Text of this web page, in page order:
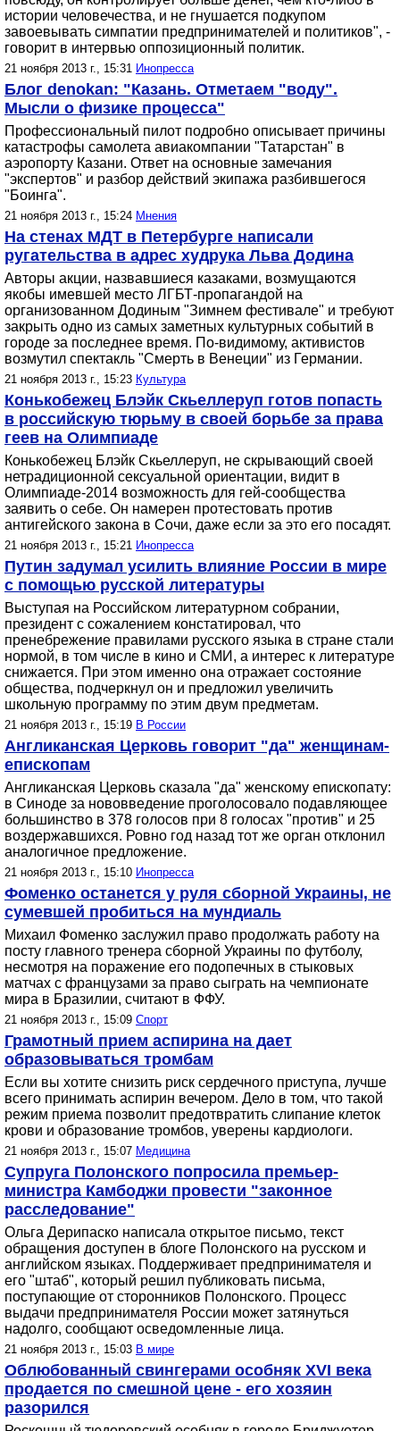
истории человечества, и не гнушается подкупом
завоевывать симпатии предпринимателей и политиков", -
говорит в интервью оппозиционный политик.
21 ноября 2013 г., 15:31 Инопресса
Блог denokan: "Казань. Отметаем "воду".
Мысли о физике процесса"
Профессиональный пилот подробно описывает причины
катастрофы самолета авиакомпании "Татарстан" в
аэропорту Казани. Ответ на основные замечания
"экспертов" и разбор действий экипажа разбившегося
"Боинга".
21 ноября 2013 г., 15:24 Мнения
На стенах МДТ в Петербурге написали
ругательства в адрес худрука Льва Додина
Авторы акции, назвавшиеся казаками, возмущаются
якобы имевшей место ЛГБТ-пропагандой на
организованном Додиным "Зимнем фестивале" и требуют
закрыть одно из самых заметных культурных событий в
городе за последнее время. По-видимому, активистов
возмутил спектакль "Смерть в Венеции" из Германии.
21 ноября 2013 г., 15:23 Культура
Конькобежец Блэйк Скьеллеруп готов попасть
в российскую тюрьму в своей борьбе за права
геев на Олимпиаде
Конькобежец Блэйк Скьеллеруп, не скрывающий своей
нетрадиционной сексуальной ориентации, видит в
Олимпиаде-2014 возможность для гей-сообщества
заявить о себе. Он намерен протестовать против
антигейского закона в Сочи, даже если за это его посадят.
21 ноября 2013 г., 15:21 Инопресса
Путин задумал усилить влияние России в мире
с помощью русской литературы
Выступая на Российском литературном собрании,
президент с сожалением констатировал, что
пренебрежение правилами русского языка в стране стали
нормой, в том числе в кино и СМИ, а интерес к литературе
снижается. При этом именно она отражает состояние
общества, подчеркнул он и предложил увеличить
школьную программу по этим двум предметам.
21 ноября 2013 г., 15:19 В России
Англиканская Церковь говорит "да" женщинам-
епископам
Англиканская Церковь сказала "да" женскому епископату:
в Синоде за нововведение проголосовало подавляющее
большинство в 378 голосов при 8 голосах "против" и 25
воздержавшихся. Ровно год назад тот же орган отклонил
аналогичное предложение.
21 ноября 2013 г., 15:10 Инопресса
Фоменко останется у руля сборной Украины, не
сумевшей пробиться на мундиаль
Михаил Фоменко заслужил право продолжать работу на
посту главного тренера сборной Украины по футболу,
несмотря на поражение его подопечных в стыковых
матчах с французами за право сыграть на чемпионате
мира в Бразилии, считают в ФФУ.
21 ноября 2013 г., 15:09 Спорт
Грамотный прием аспирина на дает
образовываться тромбам
Если вы хотите снизить риск сердечного приступа, лучше
всего принимать аспирин вечером. Дело в том, что такой
режим приема позволит предотвратить слипание клеток
крови и образование тромбов, уверены кардиологи.
21 ноября 2013 г., 15:07 Медицина
Супруга Полонского попросила премьер-
министра Камбоджи провести "законное
расследование"
Ольга Дерипаско написала открытое письмо, текст
обращения доступен в блоге Полонского на русском и
английском языках. Поддерживает предпринимателя и
его "штаб", который решил публиковать письма,
поступающие от сторонников Полонского. Процесс
выдачи предпринимателя России может затянуться
надолго, сообщают осведомленные лица.
21 ноября 2013 г., 15:03 В мире
Облюбованный свингерами особняк XVI века
продается по смешной цене - его хозяин
разорился